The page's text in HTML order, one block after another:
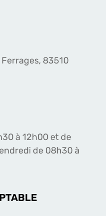
83510
à 12h00 et de
de 08h30 à